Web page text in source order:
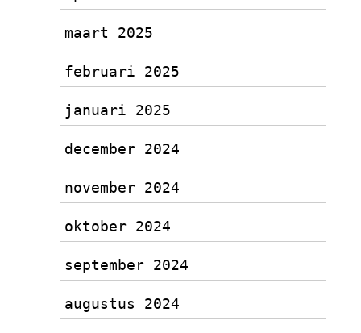
maart 2025
februari 2025
januari 2025
december 2024
november 2024
oktober 2024
september 2024
augustus 2024